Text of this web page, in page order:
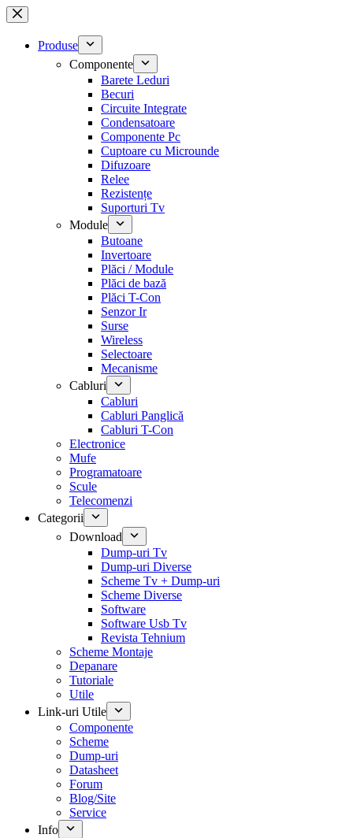
Sari
la
conținutProduse
Componente
Barete Leduri
Becuri
Circuite Integrate
Condensatoare
Componente Pc
Cuptoare cu Microunde
Difuzoare
Relee
Rezistențe
Suporturi Tv
Module
Butoane
Invertoare
Plăci / Module
Plăci de bază
Plăci T-Con
Senzor Ir
Surse
Wireless
Selectoare
Mecanisme
Cabluri
Cabluri
Cabluri Panglică
Cabluri T-Con
Electronice
Mufe
Programatoare
Scule
Telecomenzi
Categorii
Download
Dump-uri Tv
Dump-uri Diverse
Scheme Tv + Dump-uri
Scheme Diverse
Software
Software Usb Tv
Revista Tehnium
Scheme Montaje
Depanare
Tutoriale
Utile
Link-uri Utile
Componente
Scheme
Dump-uri
Datasheet
Forum
Blog/Site
Service
Info